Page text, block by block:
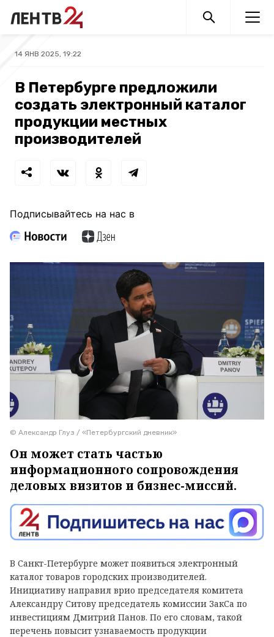
14 ЯНВ 2025, 19:22
В Петербурге предложили
создать электронный каталог
продукции местных
производителей
Подписывайтесь на нас в
© Александр Глуз / «Петербургский дневник»
Он может стать частью
информационного сопровождения
деловых визитов и бизнес-миссий.
В Санкт-Петербурге может появиться электронный
каталог товаров городских производителей.
Инициативу направил врио председателя комитета
Александру Ситову председатель комиссии ЗакСа по
инвестициям Дмитрий Панов. По его словам, такой
перечень повысит узнаваемость продукции